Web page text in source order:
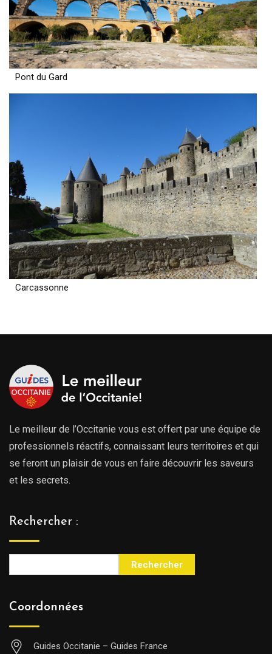
Pont du Gard
Carcassonne
Le meilleur de l’Occitanie vous est offert par une équipe de
professionnels réactifs, connaissant leurs territoires et qui
se feront un plaisir de vous en faire découvrir les saveurs
et les secrets.
Rechercher :
Rechercher
Coordonnées
Guides Occitanie – Guides France